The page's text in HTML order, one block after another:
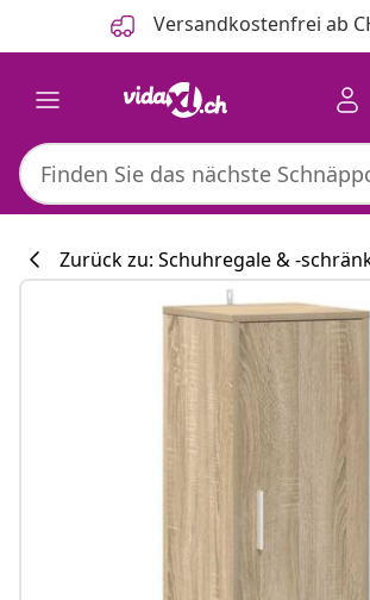
Versandkostenfrei ab
Zurück zu: Schuhregale & -